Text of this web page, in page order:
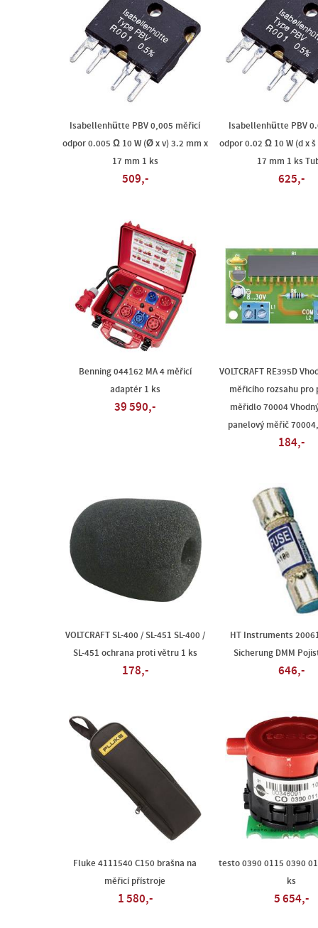
Isabellenhütte PBV 0,005 měřicí
odpor 0.005 Ω 10 W (Ø x v) 3.2 mm x
17 mm 1 ks
509,-
Isabellenhütte PBV
odpor 0.02 Ω 10 W (d x š
17 mm 1 ks
625,-
Benning 044162 MA 4 měřicí
adaptér 1 ks
39 590,-
VOLTCRAFT RE395D
měřicího rozsahu pro
měřidlo 70004
panelový měřič
184,-
VOLTCRAFT SL-400 / SL-451 SL-400 /
SL-451 ochrana proti větru 1 ks
178,-
HT Instruments
Sicherung DMM
646,-
Fluke 4111540 C150 brašna na
měřicí přístroje
1 580,-
testo 0390 0115 0390
ks
5 654,-